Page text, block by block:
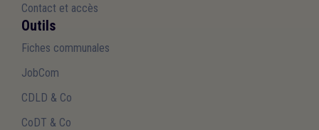
Contact et accès
Outils
Fiches communales
JobCom
CDLD & Co
CoDT & Co